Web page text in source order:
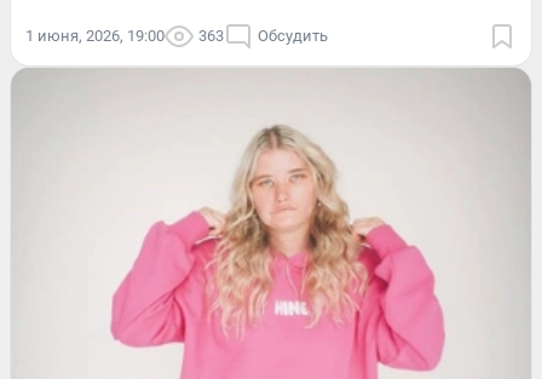
1 июня, 2026, 19:00 363 Обсудить